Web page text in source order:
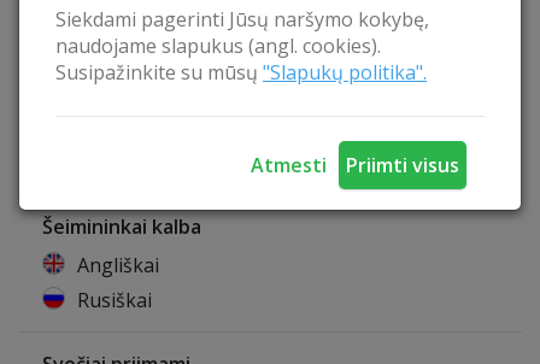
Siekdami pagerinti Jūsų naršymo kokybę,
naudojame slapukus (angl. cookies).
Susipažinkite su mūsų "Slapukų politika".
Atmesti Priimti visus
Vieta palapinėms
Laužavietė
Papludimys
Pavėsinė
Šeimininkai kalba
Angliškai
Rusiškai